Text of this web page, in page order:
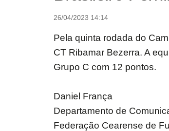
26/04/2023 14:14
Pela quinta rodada do
CT Ribamar Bezerra. A
Grupo C com 12 pontos.
Daniel França
Departamento de
Federação Cearense de